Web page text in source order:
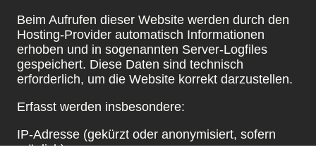
Beim Aufrufen dieser Website werden durch den
Hosting-Provider automatisch Informationen
erhoben und in sogenannten Server-Logfiles
gespeichert. Diese Daten sind technisch
erforderlich, um die Website korrekt darzustellen.
Erfasst werden insbesondere:
IP-Adresse (gekürzt oder anonymisiert, sofern
möglich)